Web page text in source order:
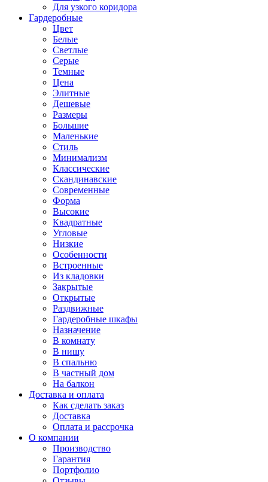
Для узкого коридора
Гардеробные
Цвет
Белые
Светлые
Серые
Темные
Цена
Элитные
Дешевые
Размеры
Большие
Маленькие
Стиль
Минимализм
Классические
Скандинавские
Современные
Форма
Высокие
Квадратные
Угловые
Низкие
Особенности
Встроенные
Из кладовки
Закрытые
Открытые
Раздвижные
Гардеробные шкафы
Назначение
В комнату
В нишу
В спальню
В частный дом
На балкон
Доставка и оплата
Как сделать заказ
Доставка
Оплата и рассрочка
О компании
Производство
Гарантия
Портфолио